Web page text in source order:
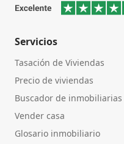
Servicios
Tasación de Viviendas
Precio de viviendas
Buscador de inmobiliarias
Vender casa
Glosario inmobiliario